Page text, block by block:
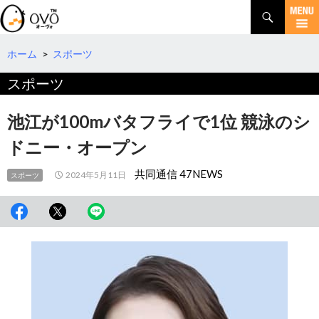
検
索
コ
テ
へ
移
動
ホーム > スポーツ
スポーツ
池江が100mバタフライで1位 競泳のシ
ドニー・オープン
スポーツ 2024年5月11日 共同通信 47NEWS